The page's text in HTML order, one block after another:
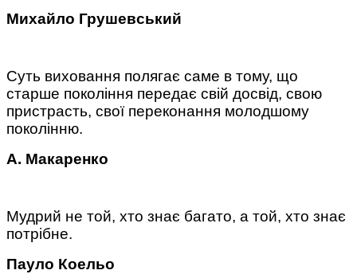
Михайло Грушевський
Суть виховання полягає саме в тому, що
старше покоління передає свій досвід, свою
пристрасть, свої переконання молодшому
поколінню.
А. Макаренко
Мудрий не той, хто знає багато, а той, хто знає
потрібне.
Пауло Коельо